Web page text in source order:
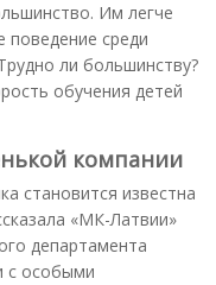
Им легче
поведение среди
ли большинству?
обучения детей
компании
становится известна
«МК-Латвии»
департамента
с особыми